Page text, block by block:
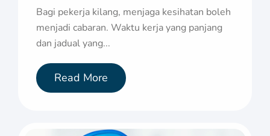
Bagi pekerja kilang, menjaga kesihatan boleh
menjadi cabaran. Waktu kerja yang panjang
dan jadual yang...
Read More